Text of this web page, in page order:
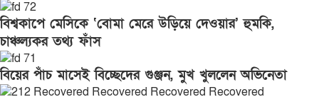
বিশ্বকাপে মেসিকে ‘বোমা মেরে উড়িয়ে দেওয়ার’ হুমকি,
চাঞ্চল্যকর তথ্য ফাঁস
বিয়ের পাঁচ মাসেই বিচ্ছেদের গুঞ্জন, মুখ খুললেন অভিনেতা